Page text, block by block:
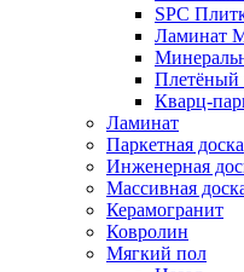
SPC
Ламинат
Плетёный
Кварц-
Ламинат
Паркетная доска
Инженерная
Массивная
Керамогранит
Ковролин
Мягкий пол